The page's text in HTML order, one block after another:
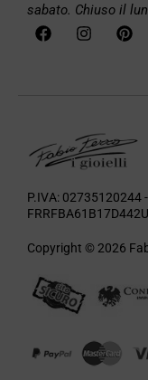
sabato. Chiuso il
P.IVA: 02735120244
FRRFBA61B17D442U
Copyright © 2026